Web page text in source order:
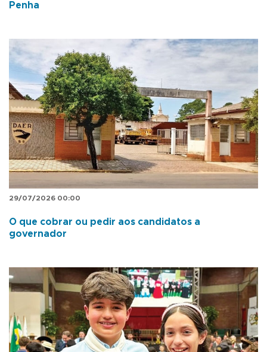
Penha
29/07/2026 00:00
O que cobrar ou pedir aos candidatos a
governador